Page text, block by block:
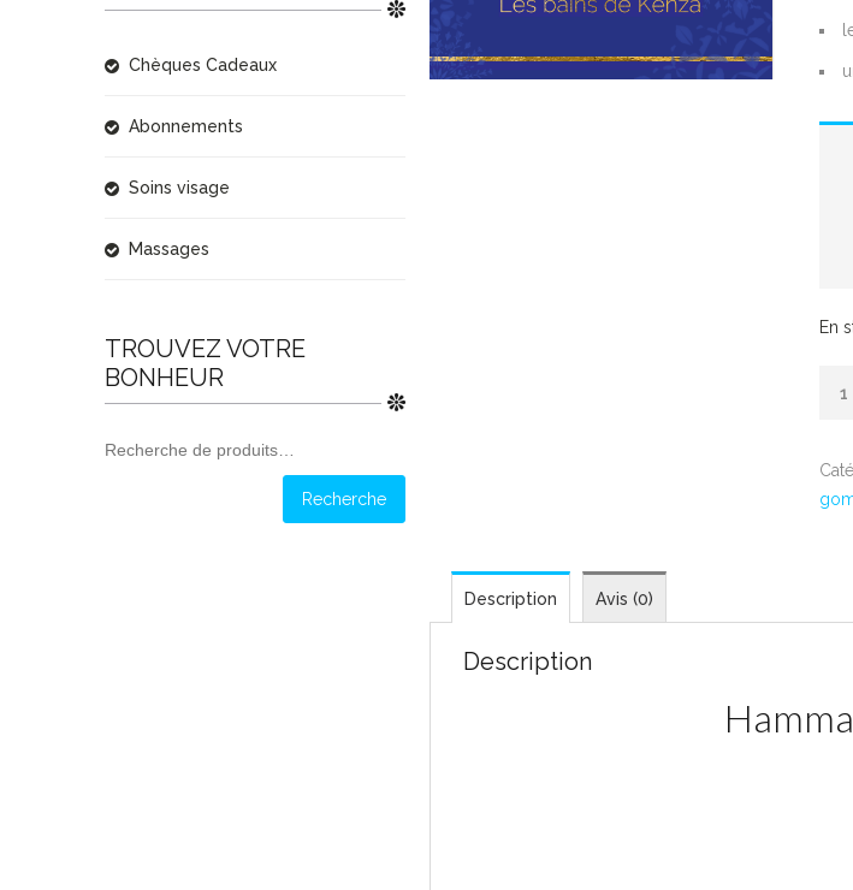
En
Description Avis (0)
Description
Chèques Cadeaux
Abonnements
Soins visage
Massages
TROUVEZ VOTRE
BONHEUR
Recherche
Recherche